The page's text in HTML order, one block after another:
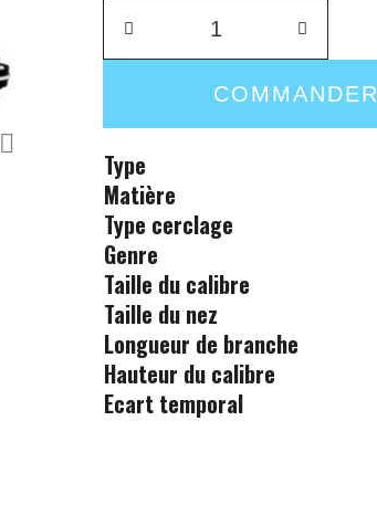
COMMANDER
Type
Matière
Type cerclage
Genre
Taille du calibre
Taille du nez
Longueur de branche
Hauteur du calibre
Ecart temporal